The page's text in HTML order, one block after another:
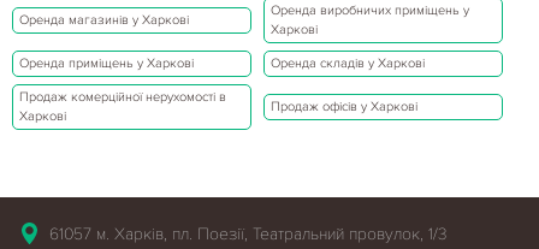
Оренда магазинів у Харкові
Оренда виробничих приміщень у
Харкові
Оренда приміщень у Харкові Оренда складів у Харкові
Продаж комерційної нерухомості в
Харкові
Продаж офісів у Харкові
61057 м. Харків, пл. Поезії, Театральний провулок, 1/3